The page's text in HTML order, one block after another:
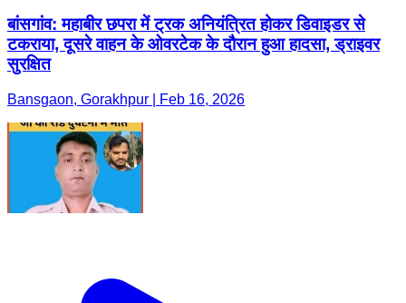
बांसगांव: महाबीर छपरा में ट्रक अनियंत्रित होकर डिवाइडर से
टकराया, दूसरे वाहन के ओवरटेक के दौरान हुआ हादसा, ड्राइवर
सुरक्षित
Bansgaon, Gorakhpur | Feb 16, 2026